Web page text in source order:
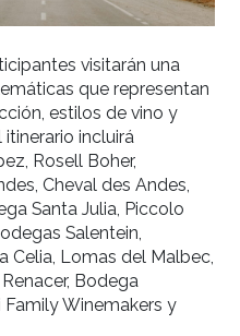
participantes visitarán
que